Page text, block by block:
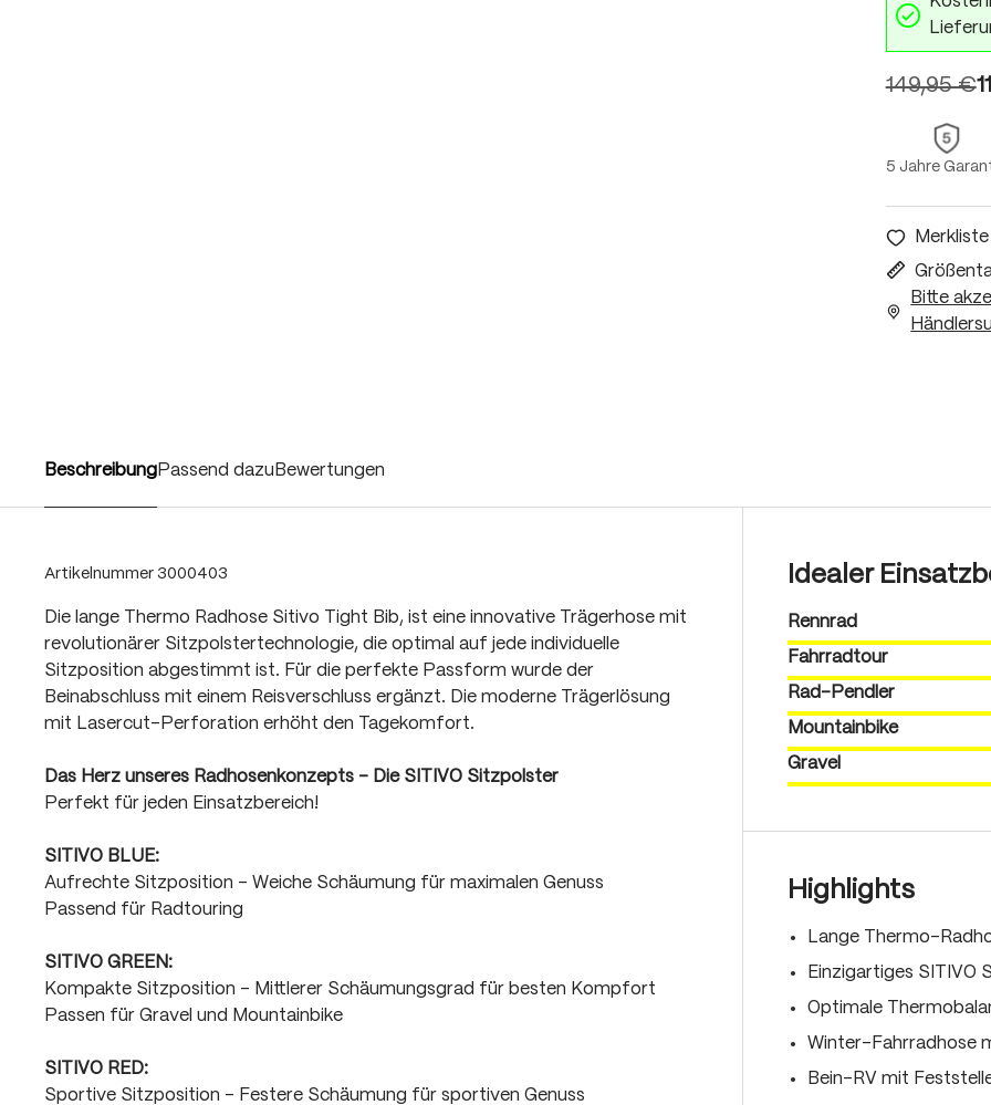
149,95 €
5 Jahre
Merkliste
Bitte
Beschreibung Passend dazu Bewertungen
Artikelnummer 3000403
Die lange Thermo Radhose Sitivo Tight Bib, ist eine innovative Trägerhose mit
revolutionärer Sitzpolstertechnologie, die optimal auf jede individuelle
Sitzposition abgestimmt ist. Für die perfekte Passform wurde der
Beinabschluss mit einem Reisverschluss ergänzt. Die moderne Trägerlösung
mit Lasercut-Perforation erhöht den Tagekomfort.
Das Herz unseres Radhosenkonzepts - Die SITIVO Sitzpolster
Perfekt für jeden Einsatzbereich!
SITIVO BLUE:
Aufrechte Sitzposition - Weiche Schäumung für maximalen Genuss
Passend für Radtouring
SITIVO GREEN:
Kompakte Sitzposition - Mittlerer Schäumungsgrad für besten Kompfort
Passen für Gravel und Mountainbike
SITIVO RED:
Sportive Sitzposition - Festere Schäumung für sportiven Genuss
Idealer
Rennrad
Fahrradtour
Rad-Pendler
Mountainbike
Gravel
Highlights
Lange Thermo-
Einzigartiges
Optimale
Winter-Fahrradhose
Bein-RV mit